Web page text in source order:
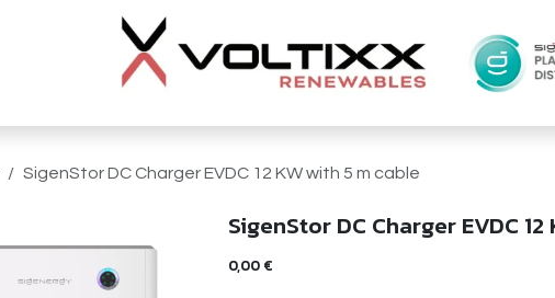
SigenStor DC Charger EVDC 12 KW with 5 m cable
SigenStor DC Charger EVDC
0,00€